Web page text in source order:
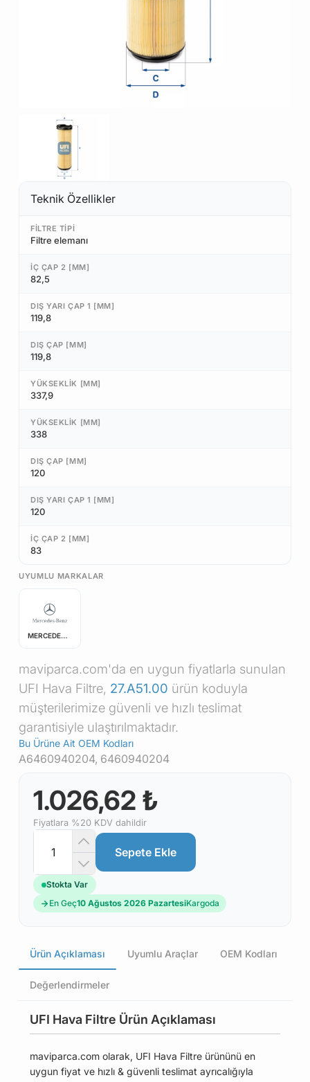
Teknik Özellikler
FILTRE TIPI
Filtre elemanı
İÇ ÇAP 2 [MM]
82,5
DIŞ YARI ÇAP 1 [MM]
119,8
DIŞ ÇAP [MM]
119,8
YÜKSEKLIK [MM]
337,9
YÜKSEKLIK [MM]
338
DIŞ ÇAP [MM]
120
DIŞ YARI ÇAP 1 [MM]
120
İÇ ÇAP 2 [MM]
83
UYUMLU MARKALAR
MERCEDES-BENZ
maviparca.com'da en uygun fiyatlarla sunulan
UFI Hava Filtre, 27.A51.00 ürün koduyla
müşterilerimize güvenli ve hızlı teslimat
garantisiyle ulaştırılmaktadır.
Bu Ürüne Ait OEM Kodları
A6460940204, 6460940204
1.026,62 ₺
Fiyatlara %20 KDV dahildir
Sepete Ekle
Stokta Var
En Geç10 Ağustos 2026 PazartesiKargoda
Ürün Açıklaması Uyumlu Araçlar OEM Kodları
Değerlendirmeler
UFI Hava Filtre Ürün Açıklaması
maviparca.com olarak, UFI Hava Filtre ürününü en
uygun fiyat ve hızlı & güvenli teslimat ayrıcalığıyla